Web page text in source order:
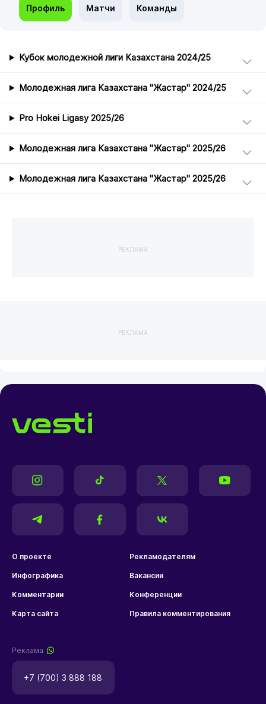
Профиль Матчи Команды
Кубок молодежной лиги Казахстана 2024/25
Молодежная лига Казахстана "Жастар" 2024/25
Pro Hokei Ligasy 2025/26
Молодежная лига Казахстана "Жастар" 2025/26
Молодежная лига Казахстана "Жастар" 2025/26
РЕКЛАМА
РЕКЛАМА
О проекте Рекламодателям
Инфографика Вакансии
Комментарии Конференции
Карта сайта Правила комментирования
Реклама
+7 (700) 3 888 188